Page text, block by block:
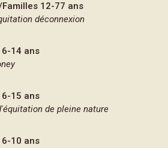
12-77 ans
déconnexion
14 ans
15 ans
de pleine nature
10 ans